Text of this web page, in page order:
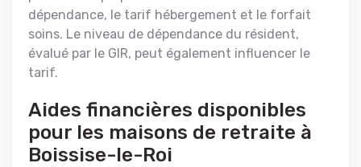
dépendance, le tarif hébergement et le forfait
soins. Le niveau de dépendance du résident,
évalué par le GIR, peut également influencer le
tarif.
Aides financières disponibles
pour les maisons de retraite à
Boissise-le-Roi